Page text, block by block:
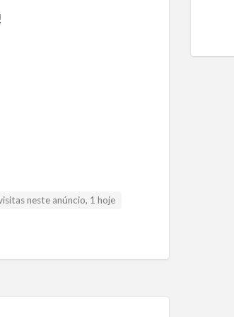
neste anúncio, 1 hoje